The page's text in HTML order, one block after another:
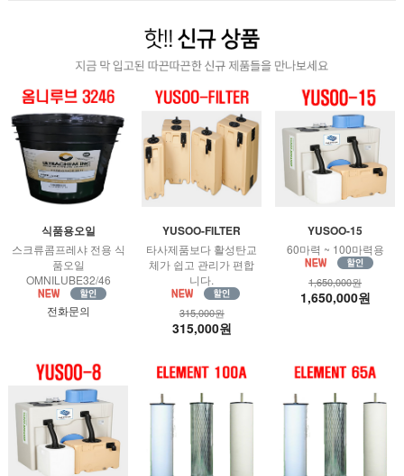
식품용오일
스크류콤프레샤 전용 식
품오일
OMNILUBE32/46
전화문의
YUSOO-FILTER
타사제품보다 활성탄교
체가 쉽고 관리가 편합
니다.
315,000원
315,000원
YUSOO-15
60마력 ~ 100마력용
1,650,000원
1,650,000원